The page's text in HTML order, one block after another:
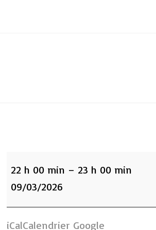
Plongée
22 h 00 min – 23 h 00 min
09/03/2026
iCalCalendrier Google